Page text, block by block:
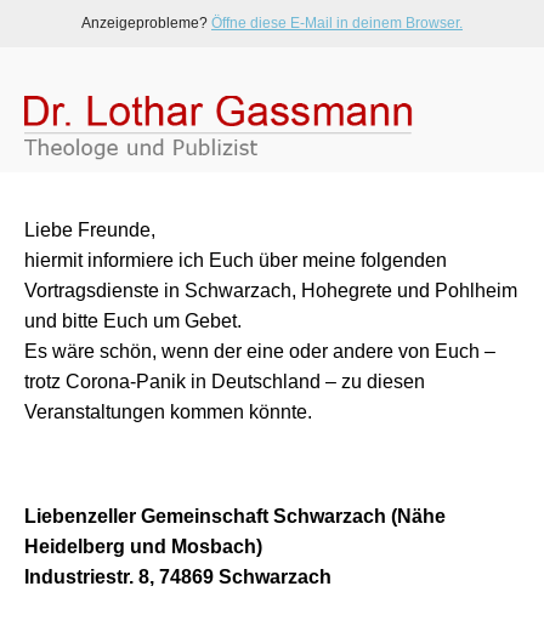
Anzeigeprobleme? Öffne diese E-Mail in deinem Browser.
Liebe Freunde,
hiermit informiere ich Euch über meine folgenden
Vortragsdienste in Schwarzach, Hohegrete und Pohlheim
und bitte Euch um Gebet.
Es wäre schön, wenn der eine oder andere von Euch –
trotz Corona-Panik in Deutschland – zu diesen
Veranstaltungen kommen könnte.
Liebenzeller Gemeinschaft Schwarzach (Nähe
Heidelberg und Mosbach)
Industriestr. 8, 74869 Schwarzach